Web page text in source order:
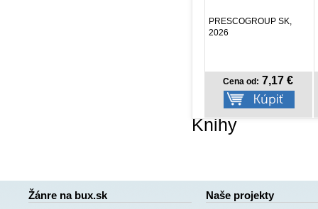
PRESCOGROUP SK,
2026
Cena od:7,17 €
Knihy
Žánre na bux.sk Naše projekty